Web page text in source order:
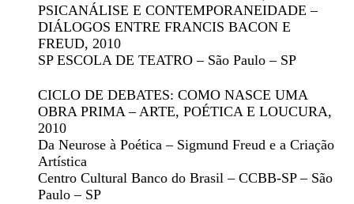
PSICANÁLISE E CONTEMPORANEIDADE –
DIÁLOGOS ENTRE FRANCIS BACON E
FREUD, 2010
SP ESCOLA DE TEATRO – São Paulo – SP
CICLO DE DEBATES: COMO NASCE UMA
OBRA PRIMA – ARTE, POÉTICA E LOUCURA,
2010
Da Neurose à Poética – Sigmund Freud e a Criação
Artística
Centro Cultural Banco do Brasil – CCBB-SP – São
Paulo – SP